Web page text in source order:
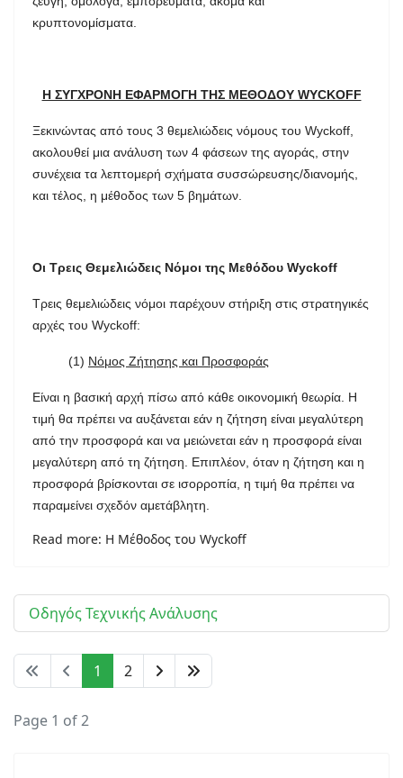
κρυπτονομίσματα.
Η ΣΥΓΧΡΟΝΗ ΕΦΑΡΜΟΓΗ ΤΗΣ ΜΕΘΟΔΟΥ WYCKOFF
Ξεκινώντας από τους 3 θεμελιώδεις νόμους του Wyckoff,
ακολουθεί μια ανάλυση των 4 φάσεων της αγοράς, στην
συνέχεια τα λεπτομερή σχήματα συσσώρευσης/διανομής,
και τέλος, η μέθοδος των 5 βημάτων.
Οι Τρεις Θεμελιώδεις Νόμοι της Μεθόδου Wyckoff
Τρεις θεμελιώδεις νόμοι παρέχουν στήριξη στις στρατηγικές
αρχές του Wyckoff:
(1) Νόμος Ζήτησης και Προσφοράς
Είναι η βασική αρχή πίσω από κάθε οικονομική θεωρία. Η
τιμή θα πρέπει να αυξάνεται εάν η ζήτηση είναι μεγαλύτερη
από την προσφορά και να μειώνεται εάν η προσφορά είναι
μεγαλύτερη από τη ζήτηση. Επιπλέον, όταν η ζήτηση και η
προσφορά βρίσκονται σε ισορροπία, η τιμή θα πρέπει να
παραμείνει σχεδόν αμετάβλητη.
Read more: Η Μέθοδος του Wyckoff
Οδηγός Τεχνικής Ανάλυσης
1 2
Page 1 of 2